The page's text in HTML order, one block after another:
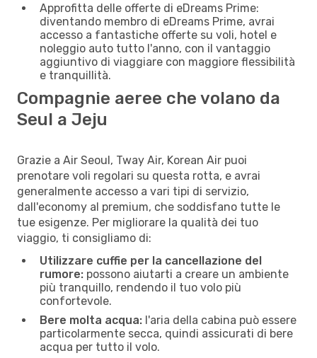
Approfitta delle offerte di eDreams Prime:
diventando membro di eDreams Prime, avrai
accesso a fantastiche offerte su voli, hotel e
noleggio auto tutto l'anno, con il vantaggio
aggiuntivo di viaggiare con maggiore flessibilità
e tranquillità.
Compagnie aeree che volano da
Seul a Jeju
Grazie a Air Seoul, Tway Air, Korean Air puoi
prenotare voli regolari su questa rotta, e avrai
generalmente accesso a vari tipi di servizio,
dall'economy al premium, che soddisfano tutte le
tue esigenze. Per migliorare la qualità dei tuo
viaggio, ti consigliamo di:
Utilizzare cuffie per la cancellazione del
rumore: possono aiutarti a creare un ambiente
più tranquillo, rendendo il tuo volo più
confortevole.
Bere molta acqua: l'aria della cabina può essere
particolarmente secca, quindi assicurati di bere
acqua per tutto il volo.